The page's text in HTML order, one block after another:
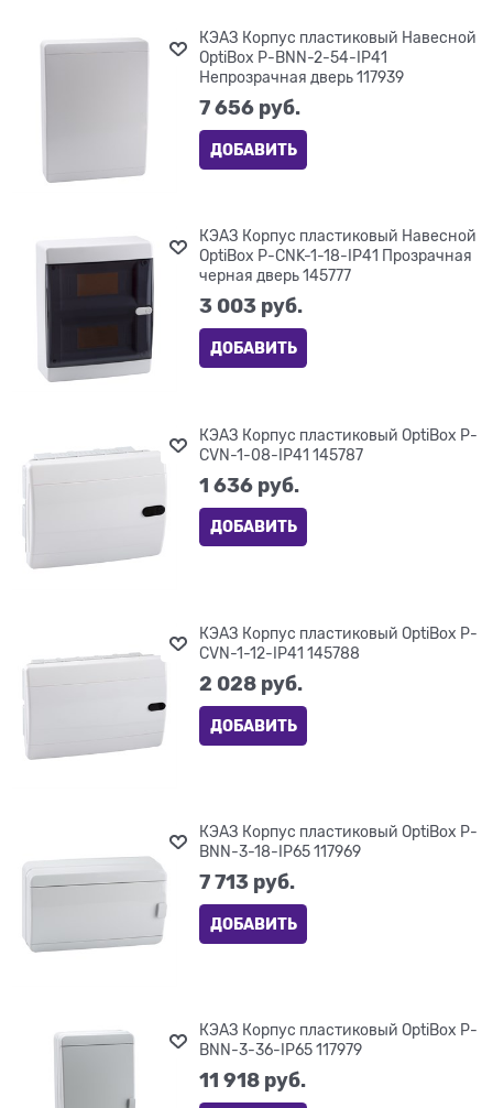
КЭАЗ Корпус пластиковый Навесной
OptiBox P-BNN-2-54-IP41
Непрозрачная дверь 117939
7 656 руб.
ДОБАВИТЬ
КЭАЗ Корпус пластиковый Навесной
OptiBox P-CNK-1-18-IP41 Прозрачная
черная дверь 145777
3 003 руб.
ДОБАВИТЬ
КЭАЗ Корпус пластиковый OptiBox P-
CVN-1-08-IP41 145787
1 636 руб.
ДОБАВИТЬ
КЭАЗ Корпус пластиковый OptiBox P-
CVN-1-12-IP41 145788
2 028 руб.
ДОБАВИТЬ
КЭАЗ Корпус пластиковый OptiBox P-
BNN-3-18-IP65 117969
7 713 руб.
ДОБАВИТЬ
КЭАЗ Корпус пластиковый OptiBox P-
BNN-3-36-IP65 117979
11 918 руб.